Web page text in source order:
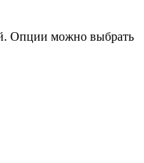
Опции можно выбрать